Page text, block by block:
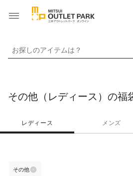
お探しのアイテムは？
その他（レディース）の福
レディース メンズ
その他